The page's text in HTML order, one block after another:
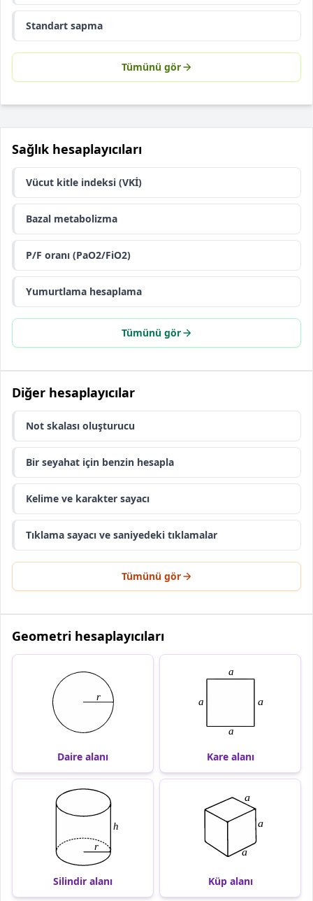
Standart sapma
Tümünü gör
Sağlık hesaplayıcıları
Vücut kitle indeksi (VKİ)
Bazal metabolizma
P/F oranı (PaO2/FiO2)
Yumurtlama hesaplama
Tümünü gör
Diğer hesaplayıcılar
Not skalası oluşturucu
Bir seyahat için benzin hesapla
Kelime ve karakter sayacı
Tıklama sayacı ve saniyedeki tıklamalar
Tümünü gör
Geometri hesaplayıcıları
Daire alanı Kare alanı
Silindir alanı Küp alanı